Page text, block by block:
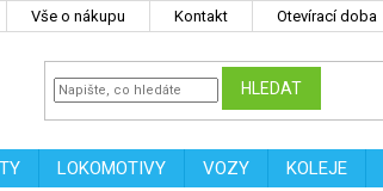
Vše o nákupu Kontakt Otevírací doba
HLEDAT
LOKOMOTIVY VOZY KOLEJE